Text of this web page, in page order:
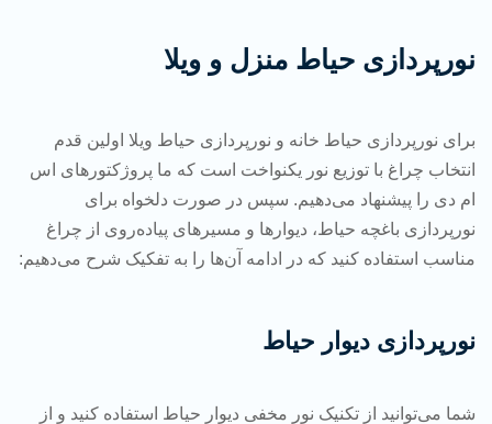
نورپردازی حیاط منزل و ویلا
برای نورپردازی حیاط خانه و نورپردازی حیاط ویلا اولین قدم
انتخاب چراغ با توزیع نور یکنواخت است که ما پروژکتورهای اس
ام دی را پیشنهاد می‌دهیم. سپس در صورت دلخواه برای
نورپردازی باغچه حیاط، دیوارها و مسیرهای پیاده‌روی از چراغ
مناسب استفاده کنید که در ادامه آن‌ها را به تفکیک شرح می‌دهیم:
نورپردازی دیوار حیاط
شما می‌توانید از تکنیک نور مخفی دیوار حیاط استفاده کنید و از